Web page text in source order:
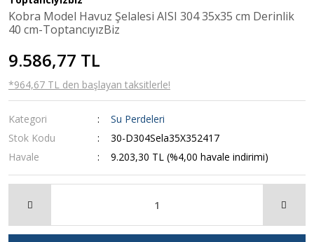
Kobra Model Havuz Şelalesi AISI 304 35x35 cm Derinlik
40 cm-ToptancıyızBiz
9.586,77 TL
*964,67 TL den başlayan taksitlerle!
Kategori
Su Perdeleri
Stok Kodu
30-D304Sela35X352417
Havale
9.203,30 TL (%4,00 havale indirimi)